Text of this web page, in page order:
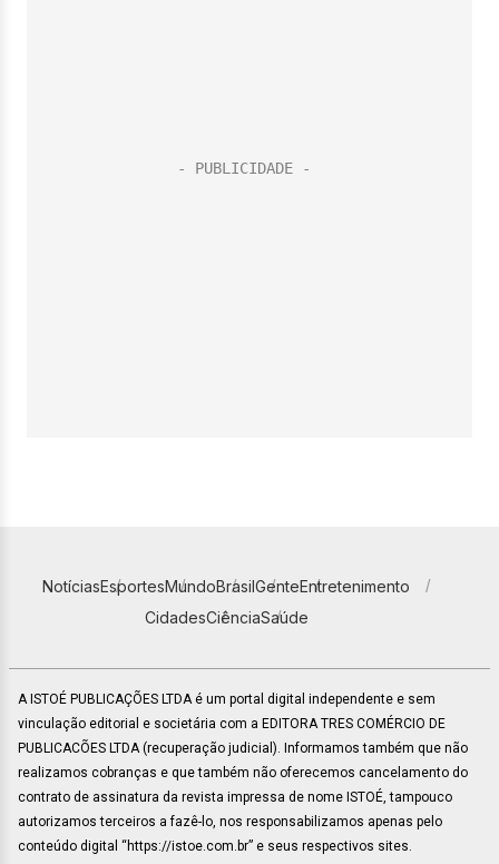
NotíciasEsportesMundoBrasilGenteEntretenimento
CidadesCiênciaSaúde
A ISTOÉ PUBLICAÇÕES LTDA é um portal digital independente e sem
vinculação editorial e societária com a EDITORA TRES COMÉRCIO DE
PUBLICACÕES LTDA (recuperação judicial). Informamos também que não
realizamos cobranças e que também não oferecemos cancelamento do
contrato de assinatura da revista impressa de nome ISTOÉ, tampouco
autorizamos terceiros a fazê-lo, nos responsabilizamos apenas pelo
conteúdo digital “https://istoe.com.br” e seus respectivos sites.